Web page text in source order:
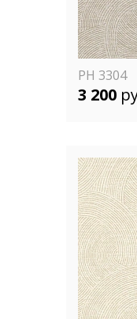
PH 3304
3 200